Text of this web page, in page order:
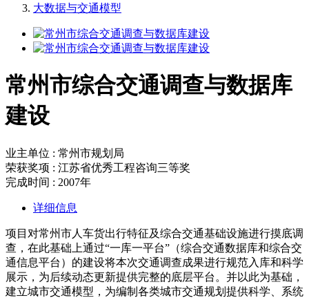
大数据与交通模型
常州市综合交通调查与数据库
建设
业主单位 : 常州市规划局
荣获奖项 : 江苏省优秀工程咨询三等奖
完成时间 : 2007年
详细信息
项目对常州市人车货出行特征及综合交通基础设施进行摸底调
查，在此基础上通过“一库一平台”（综合交通数据库和综合交
通信息平台）的建设将本次交通调查成果进行规范入库和科学
展示，为后续动态更新提供完整的底层平台。并以此为基础，
建立城市交通模型，为编制各类城市交通规划提供科学、系统